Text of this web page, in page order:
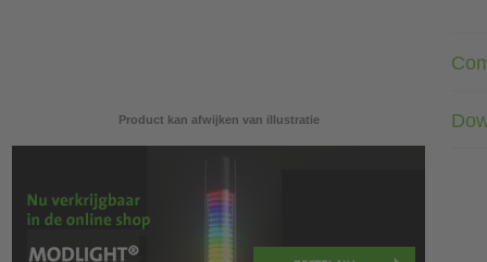
Product kan afwijken van illustratie